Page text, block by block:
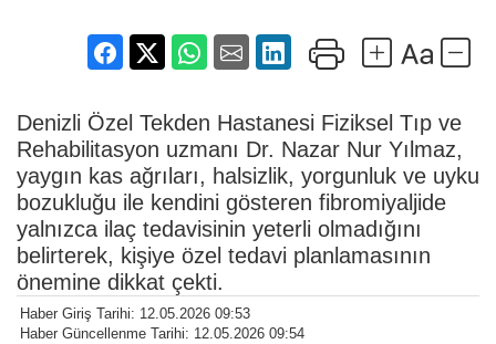
Denizli Özel Tekden Hastanesi Fiziksel Tıp ve
Rehabilitasyon uzmanı Dr. Nazar Nur Yılmaz,
yaygın kas ağrıları, halsizlik, yorgunluk ve uyku
bozukluğu ile kendini gösteren fibromiyaljide
yalnızca ilaç tedavisinin yeterli olmadığını
belirterek, kişiye özel tedavi planlamasının
önemine dikkat çekti.
Haber Giriş Tarihi: 12.05.2026 09:53
Haber Güncellenme Tarihi: 12.05.2026 09:54